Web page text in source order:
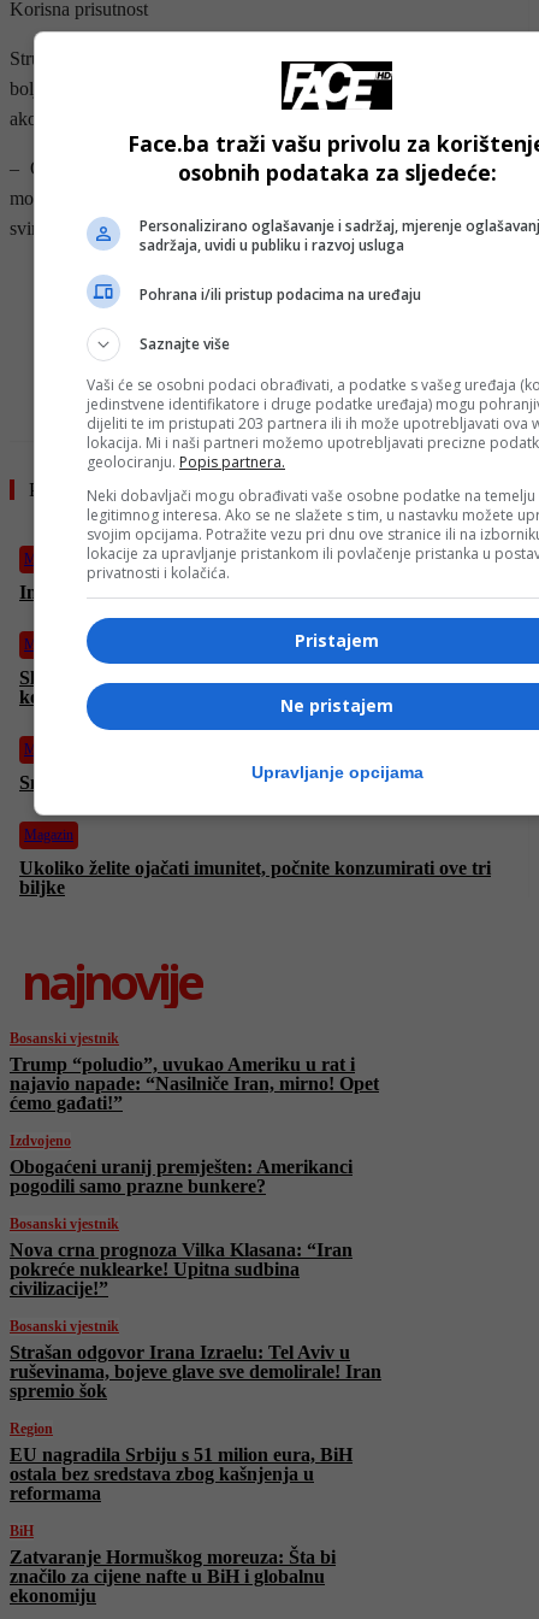
Korisna prisutnost
Stručnjak za odgoj djece T. Berry Brazelton kaže da dijete stječe
bolje socijalne predispozicije i lakše se snalazi u stresnim situacijama
ako je otac aktivan u prvih dva mjeseca trudnoće.
– Ostane li aktivan u prvih šest mjeseci dijete će razviti bolje
motoričke sposobnosti. Očito je da djetetu koristi očeva prisutnost u
svim njegovim fazama razvoja – tvrdi Brazelton.
Pročitajte još
Magazin
Imate problema sa nesanicom? Ova biljka je bolja od kamilice
Magazin
Slatki početak dana: Jeste li znali da tamna čokolada pomaže
kod hipertenzije?
Magazin
Smilje ulje: Tajna anti-age efekta iz Hercegovine
Magazin
Ukoliko želite ojačati imunitet, počnite konzumirati ove tri
biljke
najnovije
Bosanski vjestnik
Trump “poludio”, uvukao Ameriku u rat i
najavio napade: “Nasilniče Iran, mirno! Opet
ćemo gađati!”
Izdvojeno
Obogaćeni uranij premješten: Amerikanci
pogodili samo prazne bunkere?
Bosanski vjestnik
Nova crna prognoza Vilka Klasana: “Iran
pokreće nuklearke! Upitna sudbina
civilizacije!”
Bosanski vjestnik
Strašan odgovor Irana Izraelu: Tel Aviv u
ruševinama, bojeve glave sve demolirale! Iran
spremio šok
Region
EU nagradila Srbiju s 51 milion eura, BiH
ostala bez sredstava zbog kašnjenja u
reformama
BiH
Zatvaranje Hormuškog moreuza: Šta bi
značilo za cijene nafte u BiH i globalnu
ekonomiju
Face.ba traži vašu privolu za
osobnih podataka za sljedeće:
Personalizirano oglašavanje i sadržaj, mjerenje
sadržaja, uvidi u publiku i razvoj usluga
Pohrana i/ili pristup podacima na uređaju
Saznajte više
Vaši će se osobni podaci obrađivati, a podatke s vašeg uređaja
jedinstvene identifikatore i druge podatke uređaja) mogu
dijeliti te im pristupati 203 partnera ili ih može upotrebljavati ova
lokacija. Mi i naši partneri možemo upotrebljavati precizne
geolociranju. Popis partnera.
Neki dobavljači mogu obrađivati vaše osobne podatke na temelju
legitimnog interesa. Ako se ne slažete s tim, u nastavku možete
svojim opcijama. Potražite vezu pri dnu ove stranice ili na
lokacije za upravljanje pristankom ili povlačenje pristanka u
privatnosti i kolačića.
Pristajem
Ne pristajem
Upravljanje opcijama